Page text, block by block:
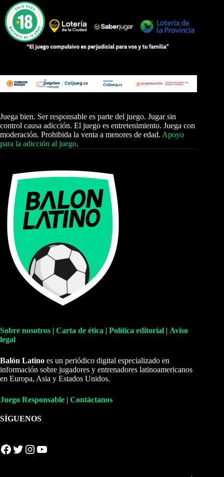
Juega bien. Ser responsable es parte del juego. Jugar sin
control causa adicción. El juego es entretenimiento. Juega con
moderación. Prohibida la venta a menores de edad. Apoyo
para la adicción al juego.
Sobre nosotros | Carta de ética | Política editorial | Aviso
legal
Balón Latino es un periódico digital especializado en
información sobre jugadores y entrenadores latinoamericanos
en Europa, Asia y Estados Unidos.
Juego Responsable | Contáctanos
SÍGUENOS
Facebook Twitter Instagram YouTube